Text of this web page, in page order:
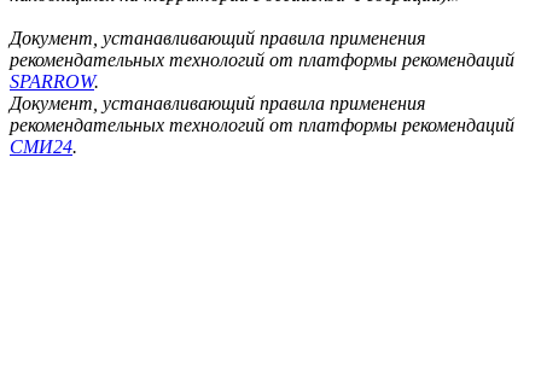
Документ, устанавливающий правила применения
рекомендательных технологий от платформы рекомендаций
SPARROW.
Документ, устанавливающий правила применения
рекомендательных технологий от платформы рекомендаций
СМИ24.